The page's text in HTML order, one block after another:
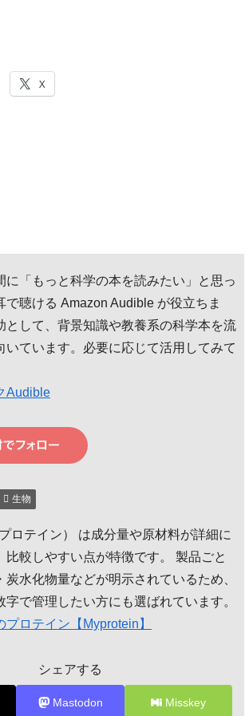
X
に「もっと科学の本を読みたい」と思っ
で聴ける Amazon Audible が役立ちま
として、背景知識や教養系の科学本を流
いています。必要に応じて活用してみて
Audible
生物
ロテイン） は成分量や原材料が詳細に
比較しやすい点が特徴です。 製品ごと
炭水化物量などが明示されているため、
字で管理したい方にも選ばれています。
ロテイン【Myprotein】
シェアする
Mastodon Misskey